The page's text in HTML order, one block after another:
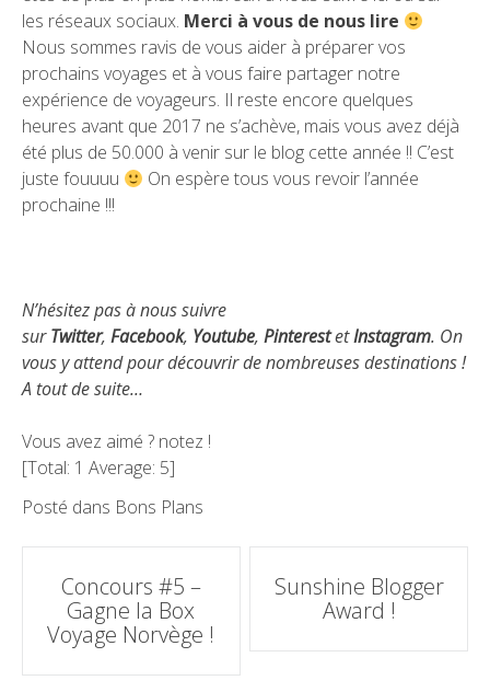
les réseaux sociaux. Merci à vous de nous lire
Nous sommes ravis de vous aider à préparer vos
prochains voyages et à vous faire partager notre
expérience de voyageurs. Il reste encore quelques
heures avant que 2017 ne s’achève, mais vous avez déjà
été plus de 50.000 à venir sur le blog cette année !! C’est
juste fouuuu
On espère tous vous revoir l’année
prochaine !!!
N’hésitez pas à nous suivre
surTwitter, Facebook, Youtube, PinterestetInstagram. On
vous y attend pour découvrir de nombreuses destinations !
A tout de suite…
Vous avez aimé ? notez !
[Total: 1 Average: 5]
Posté dans Bons Plans
navigation
Concours #5 –
Gagne la Box
Voyage Norvège !
Sunshine Blogger
Award !